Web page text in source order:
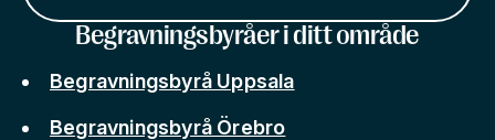
Begravningsbyråer i ditt område
Begravningsbyrå Uppsala
Begravningsbyrå Örebro